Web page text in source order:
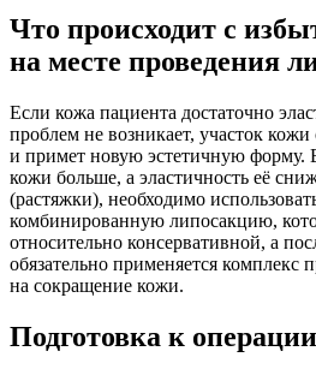
Что происходит с
на месте проведения
Если кожа пациента достаточно
проблем не возникает, участок кожи
и примет новую эстетичную форму.
кожи больше, а эластичность её
(растяжки), необходимо
комбинированную липосакцию,
относительно консервативной, а
обязательно применяется комплекс
на сокращение кожи.
Подготовка к операции